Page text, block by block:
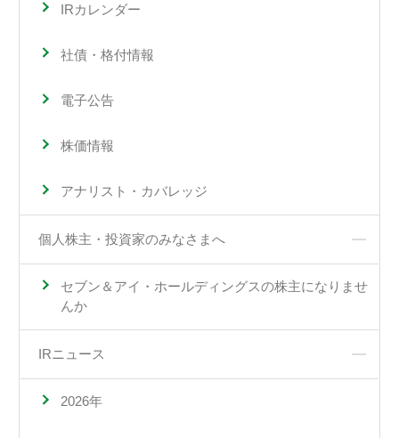
IRカレンダー
社債・格付情報
電子公告
株価情報
アナリスト・カバレッジ
個人株主・投資家のみなさまへ
セブン＆アイ・ホールディングスの株主になりませ
んか
IRニュース
2026年